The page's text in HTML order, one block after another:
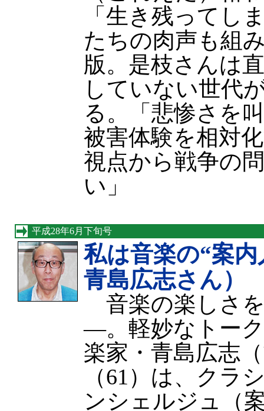
「生き残ってし
たちの肉声も組
版。是枝さんは
していない世代
る。「悲惨さを
被害体験を相対
視点から戦争の
い」
平成28年6月下旬号
私は音楽の“案
青島広志さん）
音楽の楽しさ
—。軽妙なトー
楽家・青島広志
（61）は、クラ
ンシェルジュ（